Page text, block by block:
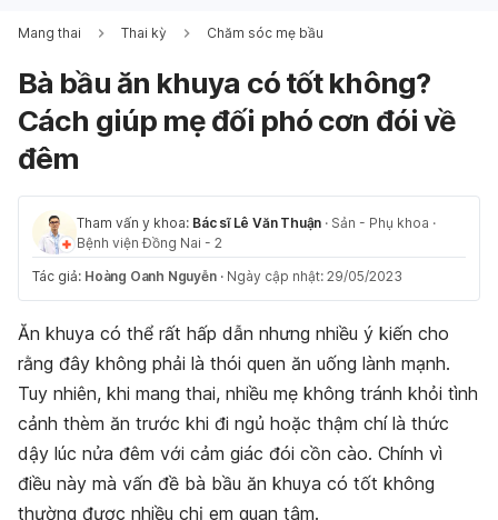
Mang thai Thai kỳ Chăm sóc mẹ bầu
Bà bầu ăn khuya có tốt không?
Cách giúp mẹ đối phó cơn đói về
đêm
Tham vấn y khoa: Bác sĩ Lê Văn Thuận · Sản - Phụ khoa ·
Bệnh viện Đồng Nai - 2
Tác giả: Hoàng Oanh Nguyễn · Ngày cập nhật: 29/05/2023
Ăn khuya có thể rất hấp dẫn nhưng nhiều ý kiến cho
rằng đây không phải là thói quen ăn uống lành mạnh.
Tuy nhiên, khi mang thai, nhiều mẹ không tránh khỏi tình
cảnh thèm ăn trước khi đi ngủ hoặc thậm chí là thức
dậy lúc nửa đêm với cảm giác đói cồn cào. Chính vì
điều này mà vấn đề bà bầu ăn khuya có tốt không
thường được nhiều chị em quan tâm.